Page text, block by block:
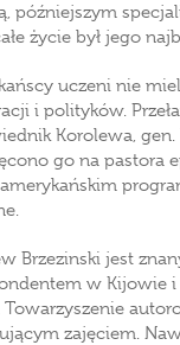
późniejszym
życie był jego
uczeni nie
i polityków.
Korolewa, gen.
go na pastora
Brzezinski jest
w Kijowie i
Towarzyszenie
zajęciem.